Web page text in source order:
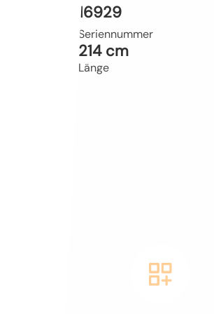
16929
Seriennummer
214 cm
Länge